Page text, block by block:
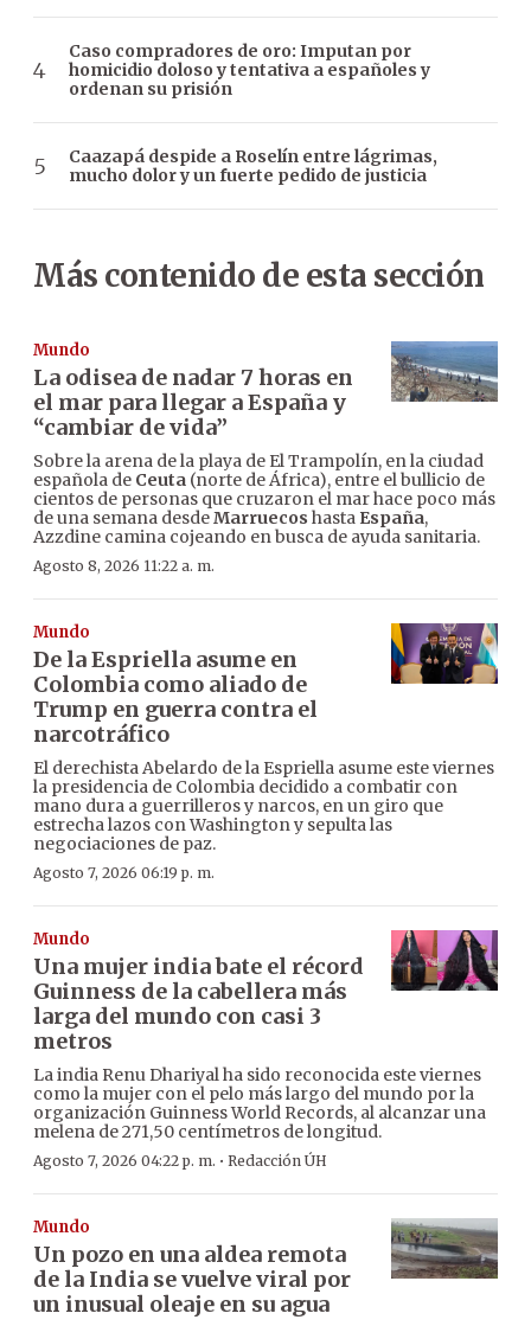
Caso compradores de oro: Imputan por
homicidio doloso y tentativa a españoles y
ordenan su prisión
Caazapá despide a Roselín entre lágrimas,
mucho dolor y un fuerte pedido de justicia
Más contenido de esta sección
Mundo
La odisea de nadar 7 horas en
el mar para llegar a España y
“cambiar de vida”
Sobre la arena de la playa de El Trampolín, en la ciudad
española de Ceuta (norte de África), entre el bullicio de
cientos de personas que cruzaron el mar hace poco más
de una semana desdeMarruecos hasta España,
Azzdine camina cojeando en busca de ayuda sanitaria.
Agosto 8, 2026 11:22 a. m.
Mundo
De la Espriella asume en
Colombia como aliado de
Trump en guerra contra el
narcotráfico
El derechista Abelardo de la Espriella asume este viernes
la presidencia de Colombia decidido a combatir con
mano dura a guerrilleros y narcos, en un giro que
estrecha lazos con Washington y sepulta las
negociaciones de paz.
Agosto 7, 2026 06:19 p. m.
Mundo
Una mujer india bate el récord
Guinness de la cabellera más
larga del mundo con casi 3
metros
La india Renu Dhariyal ha sido reconocida este viernes
como la mujer con el pelo más largo del mundo por la
organización Guinness World Records, al alcanzar una
melena de 271,50 centímetros de longitud.
Agosto 7, 2026 04:22 p. m. · Redacción ÚH
Mundo
Un pozo en una aldea remota
de la India se vuelve viral por
un inusual oleaje en su agua